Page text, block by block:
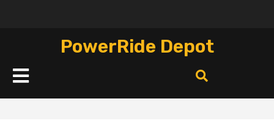
PowerRide Depot
Кнопка
Открыть